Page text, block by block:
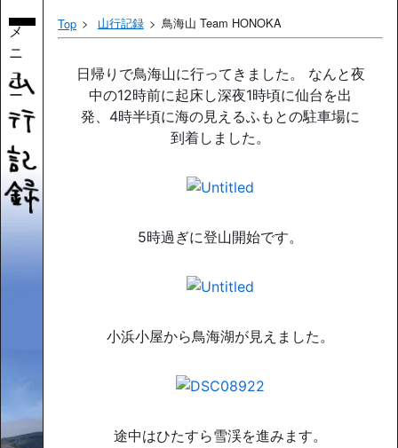
メ
ニ
ュ
ー
Top 山行記録 鳥海山 Team HONOKA
日帰りで鳥海山に行ってきました。 なんと夜
中の12時前に起床し深夜1時頃に仙台を出
発、4時半頃に海の見えるふもとの駐車場に
到着しました。
5時過ぎに登山開始です。
小浜小屋から鳥海湖が見えました。
途中はひたすら雪渓を進みます。